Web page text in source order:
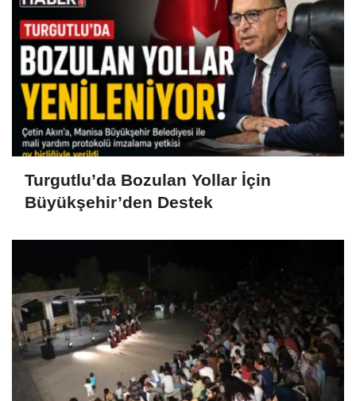
Turgutlu’da Bozulan Yollar İçin
Büyükşehir’den Destek